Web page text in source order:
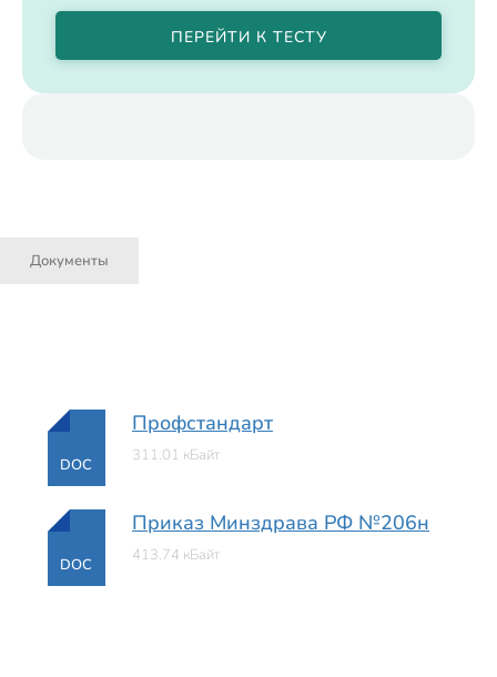
ПЕРЕЙТИ К ТЕСТУ
Документы
DOC
Профстандарт
311.01 кБайт
DOC
Приказ Минздрава РФ №206н
413.74 кБайт